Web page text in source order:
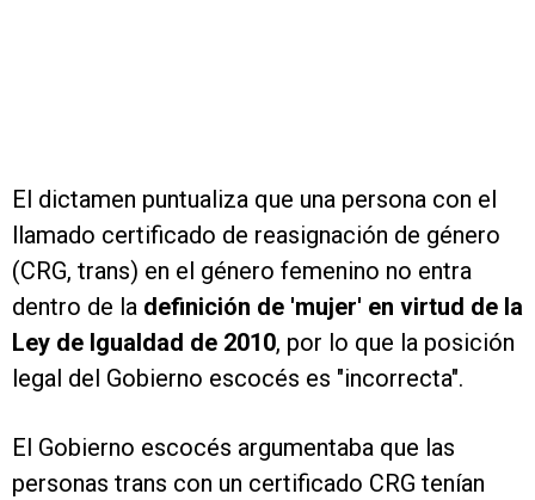
El dictamen puntualiza que una persona con el
llamado certificado de reasignación de género
(CRG, trans) en el género femenino no entra
dentro de la definición de 'mujer' en virtud de la
Ley de Igualdad de 2010, por lo que la posición
legal del Gobierno escocés es "incorrecta".
El Gobierno escocés argumentaba que las
personas trans con un certificado CRG tenían